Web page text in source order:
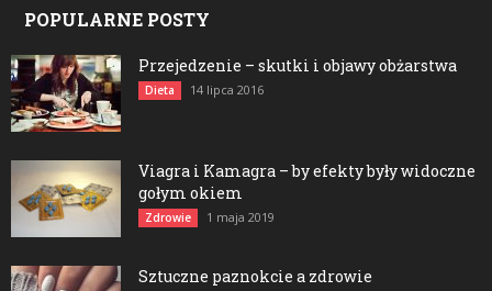
POPULARNE POSTY
Przejedzenie – skutki i objawy obżarstwa
Dieta 14 lipca 2016
Viagra i Kamagra – by efekty były widoczne
gołym okiem
Zdrowie 1 maja 2019
Sztuczne paznokcie a zdrowie